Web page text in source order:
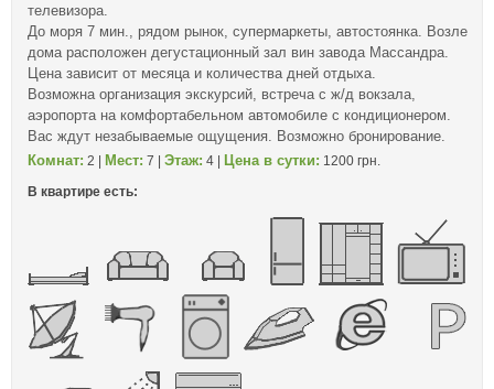
телевизора.
До моря 7 мин., рядом рынок, супермаркеты, автостоянка. Возле
дома расположен дегустационный зал вин завода Массандра.
Цена зависит от месяца и количества дней отдыха.
Возможна организация экскурсий, встреча с ж/д вокзала,
аэропорта на комфортабельном автомобиле с кондиционером.
Вас ждут незабываемые ощущения. Возможно бронирование.
Комнат: 2 | Мест: 7 | Этаж: 4 | Цена в сутки: 1200 грн.
В квартире есть: